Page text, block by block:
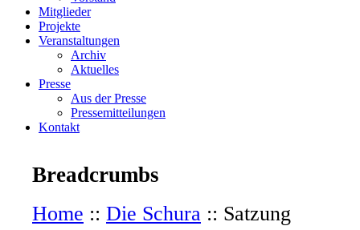
Mitglieder
Projekte
Veranstaltungen
Archiv
Aktuelles
Presse
Aus der Presse
Pressemitteilungen
Kontakt
Breadcrumbs
Home :: Die Schura :: Satzung